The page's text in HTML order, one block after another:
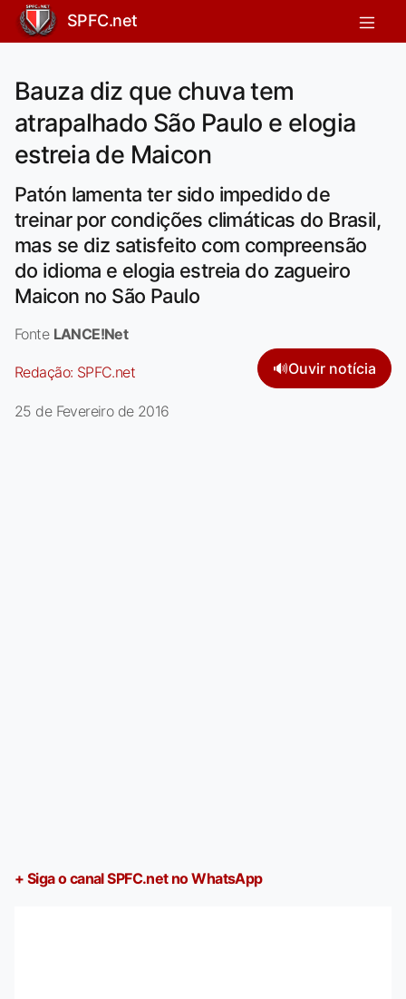
SPFC.net
Bauza diz que chuva tem
atrapalhado São Paulo e elogia
estreia de Maicon
Patón lamenta ter sido impedido de
treinar por condições climáticas do Brasil,
mas se diz satisfeito com compreensão
do idioma e elogia estreia do zagueiro
Maicon no São Paulo
Fonte LANCE!Net
Redação: SPFC.net 🔊Ouvir notícia
25 de Fevereiro de 2016
+ Siga o canal SPFC.net no WhatsApp